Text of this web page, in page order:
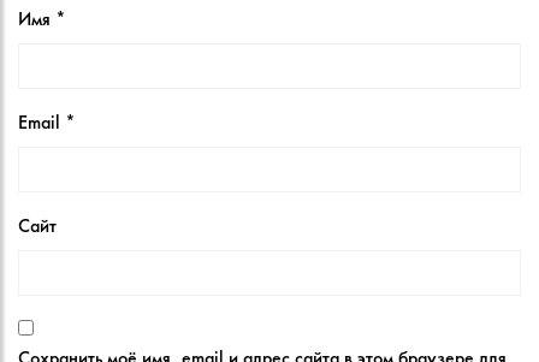
Имя *
Email *
Сайт